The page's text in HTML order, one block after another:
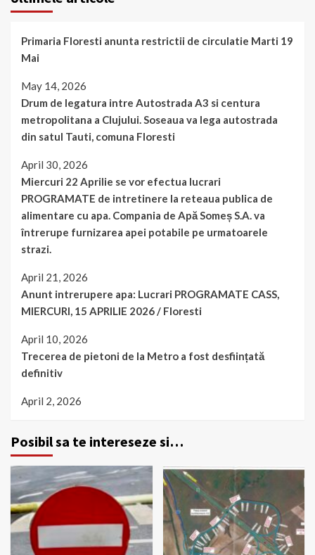
Primaria Floresti anunta restrictii de circulatie Marti 19
Mai
May 14, 2026
Drum de legatura intre Autostrada A3 si centura
metropolitana a Clujului. Soseaua va lega autostrada
din satul Tauti, comuna Floresti
April 30, 2026
Miercuri 22 Aprilie se vor efectua lucrari
PROGRAMATE de intretinere la reteaua publica de
alimentare cu apa. Compania de Apă Someș S.A. va
întrerupe furnizarea apei potabile pe urmatoarele
strazi.
April 21, 2026
Anunt intrerupere apa: Lucrari PROGRAMATE CASS,
MIERCURI, 15 APRILIE 2026 / Floresti
April 10, 2026
Trecerea de pietoni de la Metro a fost desființată
definitiv
April 2, 2026
Posibil sa te intereseze si…